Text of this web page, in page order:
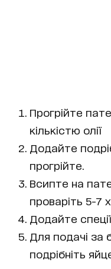
Прогрійте
кількістю олії
Додайте
прогрійте.
Всипте на
проваріть 5-7
Додайте
Для подачі за
подрібніть